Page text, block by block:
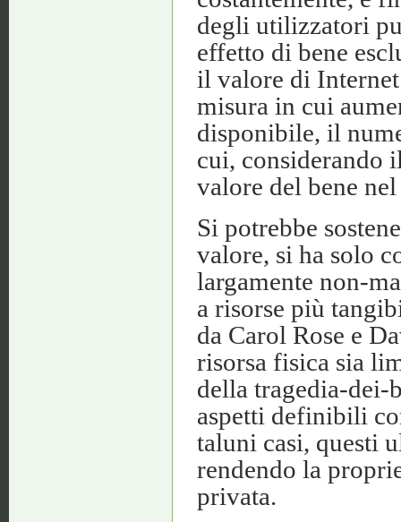
degli utilizzatori
effetto di bene
il valore di Internet
misura in cui
disponibile, il
cui, considerando
valore del bene
Si potrebbe
valore, si ha solo
largamente non-
a risorse più
da Carol Rose e
risorsa fisica sia
della tragedia-dei-
aspetti definibili
taluni casi, questi
rendendo la
privata.